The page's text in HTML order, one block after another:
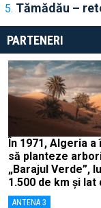
Tămădău –
PARTENERI
În 1971, Algeria
să planteze
„Barajul Verde”,
1.500 de km și lat
km, ca să combată
ANTENA 3